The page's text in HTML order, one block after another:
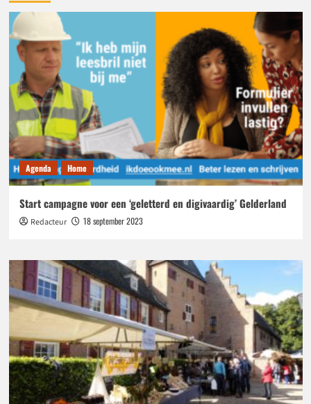
Agenda Home
Start campagne voor een ‘geletterd en digivaardig’ Gelderland
Redacteur 18 september 2023